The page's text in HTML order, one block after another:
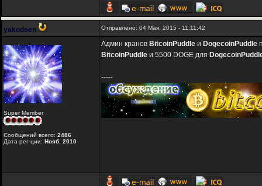
yakodsen Отправлено: 04 Мая, 2015 - 11:11:42
Super Member
Сообщений всего: 2486
Дата рег-ции: Нояб. 2010
Админ кранов BitcoinPuddle и DogecoinPuddle
BitcoinPuddle и 5500 DOGE для
-----